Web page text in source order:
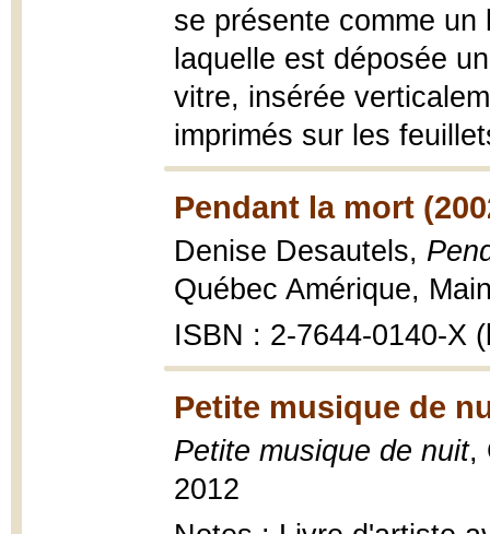
se présente comme
laquelle est déposée
vitre, insérée
imprimés sur les
Pendant la mort
Denise Desautels,
Québec Amérique,
ISBN : 2-7644-0140-X
Petite musique de
Petite musique de nuit,
2012